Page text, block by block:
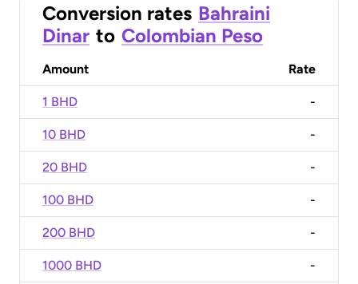
Conversion rates Bahraini
Dinar to Colombian Peso
Amount Rate
1 BHD -
10 BHD -
20 BHD -
100 BHD -
200 BHD -
1000 BHD -